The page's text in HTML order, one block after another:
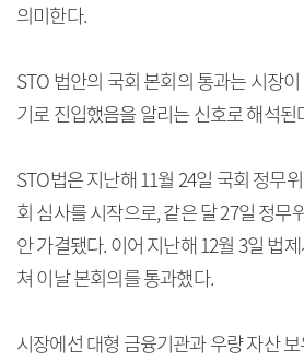
의미한다.
STO 법안의 국회 본회의 통과는 시장
기로 진입했음을 알리는 신호로 해석된
STO법은 지난해 11월 24일 국회 정무
회 심사를 시작으로, 같은 달 27일 정무
안 가결됐다. 이어 지난해 12월 3일 법
쳐 이날 본회의를 통과했다.
시장에선 대형 금융기관과 우량 자산